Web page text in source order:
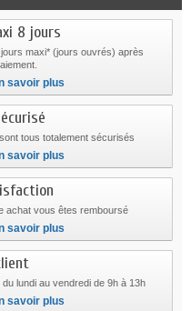
8 jours
maxi* (jours ouvrés) après
savoir plus
tous totalement sécurisés
savoir plus
achat vous êtes remboursé
savoir plus
lundi au vendredi de 9h à 13h
savoir plus